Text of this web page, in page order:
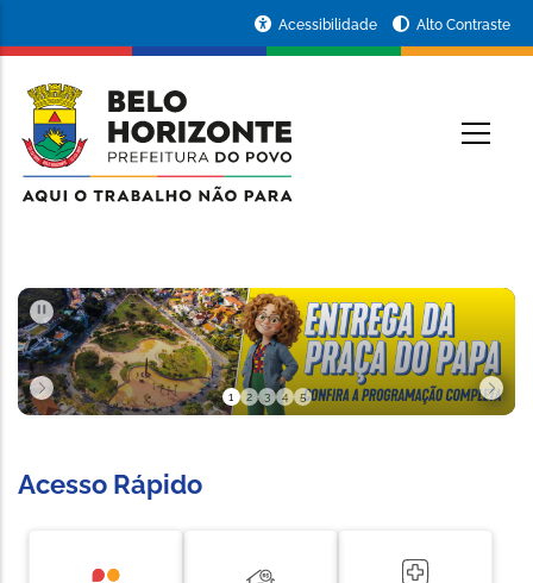
da
Prefeitura
de
Acessibilidade Alto Contraste
1 2 3 4 5
PAUSAR
Acesso Rápido